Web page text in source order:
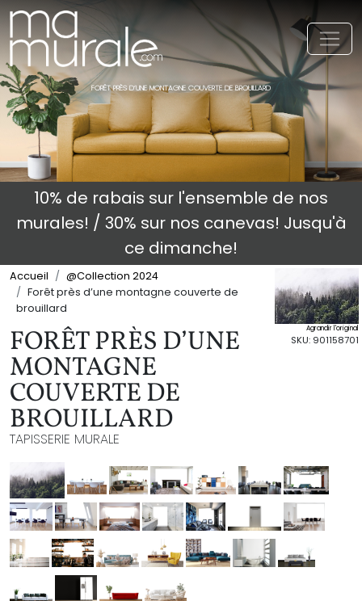
FORÊT PRÈS D’UNE MONTAGNE COUVERTE DE BROUILLARD
10% de rabais sur l'ensemble de nos
murales! / 30% sur nos canevas! Jusqu'à
ce dimanche!
Accueil
@Collection 2024
Forêt près d’une montagne couverte de
brouillard
FORÊT PRÈS D’UNE
MONTAGNE
COUVERTE DE
BROUILLARD
TAPISSERIE MURALE
Agrandir l'original
SKU: 901158701